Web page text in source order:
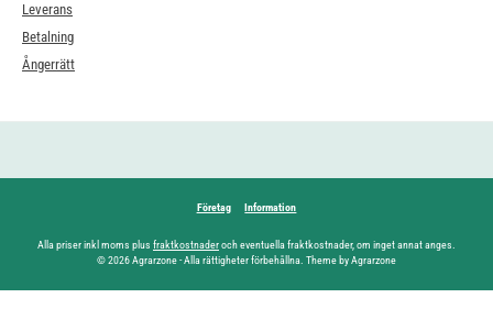
Leverans
Betalning
Ångerrätt
Företag Information
Alla priser inkl moms plus fraktkostnaderoch eventuella fraktkostnader, om inget annat anges.
© 2026 Agrarzone - Alla rättigheter förbehållna. Theme by Agrarzone